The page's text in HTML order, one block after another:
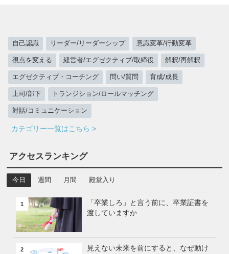
自己認識 リーダー/リーダーシップ 意識変革/行動変革
視点を変える 経営者/エグゼクティブ/取締役 解釈/再解釈
エグゼクティブ・コーチング 問い/質問 育成/成長
上司/部下 トランジション/ロールマッチング
対話/コミュニケーション
カテゴリー一覧はこちら >
アクセスランキング
今日 週間 月間 殿堂入り
1
「卒業しろ」と言う前に、卒業証書を
渡していますか
2
見えない未来を前にすると、なぜ動け